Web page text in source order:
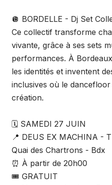
🪩 BORDELLE - Dj Set
Ce collectif transforme
vivante, grâce à ses sets
performances. À
les identités et inventent
inclusives où le
création.
🗓️ SAMEDI 27 JUIN
📍 DEUS EX MACHINA -
Quai des Chartrons - Bdx
⏰ À partir de 20h00
🎟️ GRATUIT